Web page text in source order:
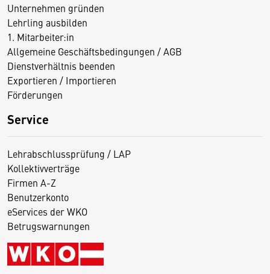
Unternehmen gründen
Lehrling ausbilden
1. Mitarbeiter:in
Allgemeine Geschäftsbedingungen / AGB
Dienstverhältnis beenden
Exportieren / Importieren
Förderungen
Service
Lehrabschlussprüfung / LAP
Kollektivverträge
Firmen A-Z
Benutzerkonto
eServices der WKO
Betrugswarnungen